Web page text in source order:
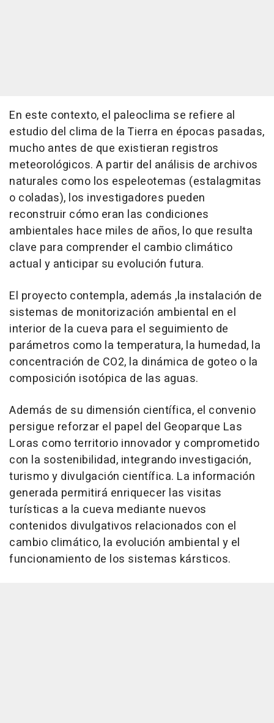
En este contexto, el paleoclima se refiere al
estudio del clima de la Tierra en épocas pasadas,
mucho antes de que existieran registros
meteorológicos. A partir del análisis de archivos
naturales como los espeleotemas (estalagmitas
o coladas), los investigadores pueden
reconstruir cómo eran las condiciones
ambientales hace miles de años, lo que resulta
clave para comprender el cambio climático
actual y anticipar su evolución futura.
El proyecto contempla, además ,la instalación de
sistemas de monitorización ambiental en el
interior de la cueva para el seguimiento de
parámetros como la temperatura, la humedad, la
concentración de CO2, la dinámica de goteo o la
composición isotópica de las aguas.
Además de su dimensión científica, el convenio
persigue reforzar el papel del Geoparque Las
Loras como territorio innovador y comprometido
con la sostenibilidad, integrando investigación,
turismo y divulgación científica. La información
generada permitirá enriquecer las visitas
turísticas a la cueva mediante nuevos
contenidos divulgativos relacionados con el
cambio climático, la evolución ambiental y el
funcionamiento de los sistemas kársticos.